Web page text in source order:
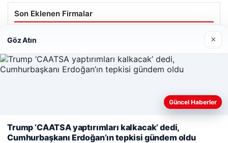
Son Eklenen Firmalar
Cengiz Sigorta
© 2026 Renkli Yazı – Güncel Haberler
Web sitemizi nasıl kullandığınızı daha iyi anlayabilmek,
kullanıyoruz.Çerez Politikamız
Reddet Kabul Et
Göz Atın ×
Güncel Haberler
Trump ‘CAATSA yaptırımları kalkacak’ dedi,
Cumhurbaşkanı Erdoğan’ın tepkisi gündem oldu